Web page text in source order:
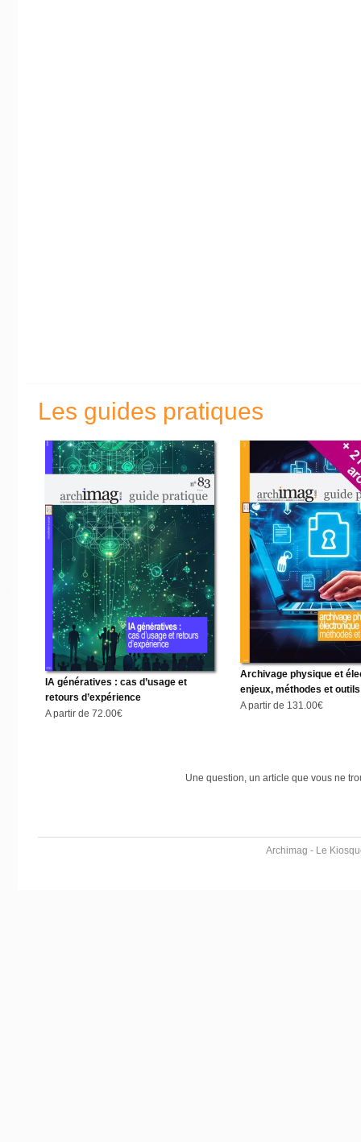
Les guides pratiques
IA génératives : cas d’usage et
retours d’expérience
A partir de72.00€
Archivage physique et
enjeux, méthodes et outils
A partir de 131.00€
Une question, un article que vous ne
Archimag - Le